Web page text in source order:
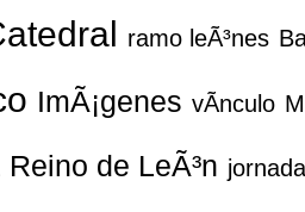
ramo leÃ³nes
ImÃ¡genes vÃ­nculo
Reino de LeÃ³n